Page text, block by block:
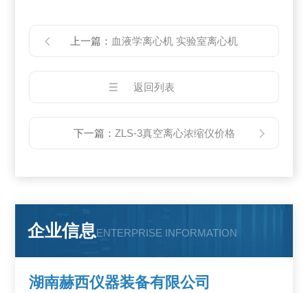
上一篇： 血液学离心机 实验室离心机
返回列表
下一篇： ZLS-3真空离心浓缩仪价格
企业信息ENTERPRISE INFORMATION
湖南赫西仪器装备有限公司